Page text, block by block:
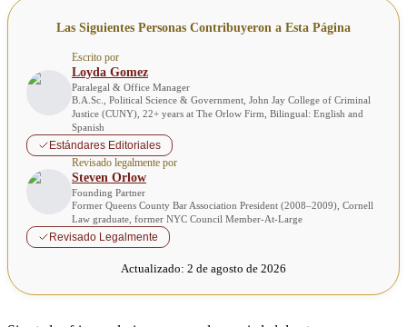
Las Siguientes Personas Contribuyeron a Esta Página
Escrito por
Loyda Gomez
Paralegal & Office Manager
B.A.Sc., Political Science & Government, John Jay College of Criminal
Justice (CUNY), 22+ years at The Orlow Firm, Bilingual: English and
Spanish
Estándares Editoriales
Revisado legalmente por
Steven Orlow
Founding Partner
Former Queens County Bar Association President (2008–2009), Cornell
Law graduate, former NYC Council Member-At-Large
Revisado Legalmente
Actualizado: 2 de agosto de 2026